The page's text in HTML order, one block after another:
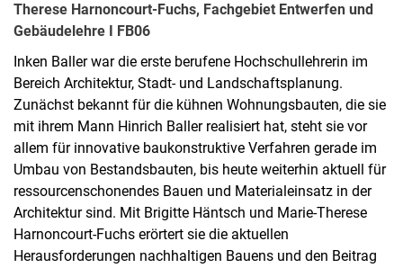
Therese Harnoncourt-Fuchs, Fachgebiet Entwerfen und
Gebäudelehre I FB06
Inken Baller war die erste berufene Hochschullehrerin im
Bereich Architektur, Stadt- und Landschaftsplanung.
Zunächst bekannt für die kühnen Wohnungsbauten, die sie
mit ihrem Mann Hinrich Baller realisiert hat, steht sie vor
allem für innovative baukonstruktive Verfahren gerade im
Umbau von Bestandsbauten, bis heute weiterhin aktuell für
ressourcenschonendes Bauen und Materialeinsatz in der
Architektur sind. Mit Brigitte Häntsch und Marie-Therese
Harnoncourt-Fuchs erörtert sie die aktuellen
Herausforderungen nachhaltigen Bauens und den Beitrag